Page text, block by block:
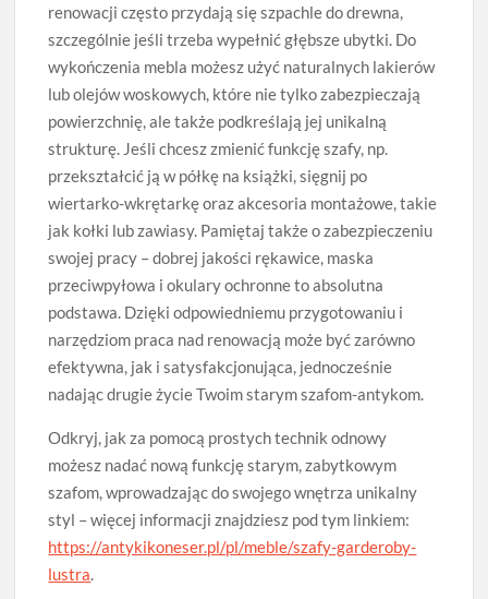
renowacji często przydają się szpachle do drewna,
szczególnie jeśli trzeba wypełnić głębsze ubytki. Do
wykończenia mebla możesz użyć naturalnych lakierów
lub olejów woskowych, które nie tylko zabezpieczają
powierzchnię, ale także podkreślają jej unikalną
strukturę. Jeśli chcesz zmienić funkcję szafy, np.
przekształcić ją w półkę na książki, sięgnij po
wiertarko-wkrętarkę oraz akcesoria montażowe, takie
jak kołki lub zawiasy. Pamiętaj także o zabezpieczeniu
swojej pracy – dobrej jakości rękawice, maska
przeciwpyłowa i okulary ochronne to absolutna
podstawa. Dzięki odpowiedniemu przygotowaniu i
narzędziom praca nad renowacją może być zarówno
efektywna, jak i satysfakcjonująca, jednocześnie
nadając drugie życie Twoim starym szafom-antykom.
Odkryj, jak za pomocą prostych technik odnowy
możesz nadać nową funkcję starym, zabytkowym
szafom, wprowadzając do swojego wnętrza unikalny
styl – więcej informacji znajdziesz pod tym linkiem:
https://antykikoneser.pl/pl/meble/szafy-garderoby-
lustra.